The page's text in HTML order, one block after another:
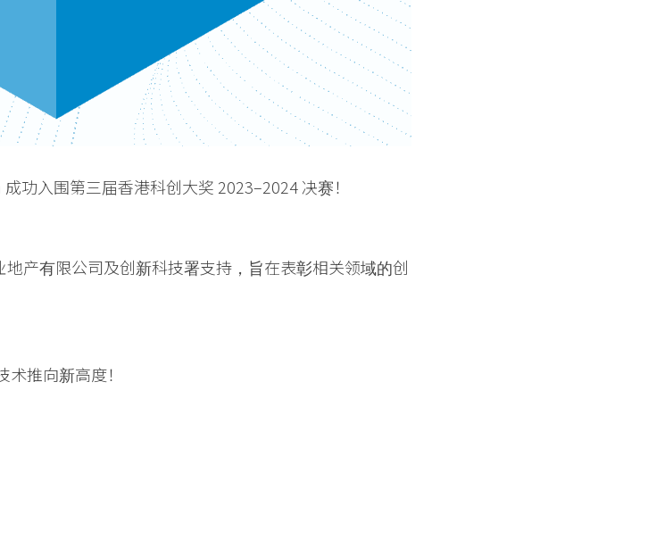
入围第三届香港科创大奖 2023–2024 决赛！
产有限公司及创新科技署支持，旨在表彰相关领域的创
推向新高度！